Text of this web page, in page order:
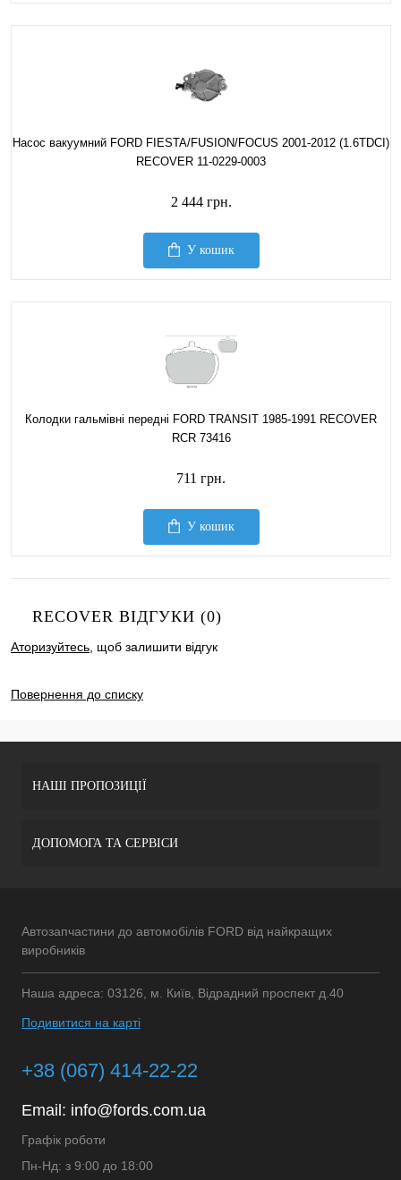
Насос вакуумний FORD FIESTA/FUSION/FOCUS 2001-2012 (1.6TDCI)
RECOVER 11-0229-0003
2 444 грн.
У кошик
Колодки гальмівні передні FORD TRANSIT 1985-1991 RECOVER
RCR 73416
711 грн.
У кошик
RECOVER ВІДГУКИ (0)
Аторизуйтесь , щоб залишити відгук
Повернення до списку
НАШІ ПРОПОЗИЦІЇ
ДОПОМОГА ТА СЕРВІСИ
Автозапчастини до автомобілів FORD від найкращих
виробників
Наша адреса: 03126, м. Київ, Відрадний проспект д.40
Подивитися на карті
+38 (067) 414-22-22
Email: info@fords.com.ua
Графік роботи
Пн-Нд: з 9:00 до 18:00